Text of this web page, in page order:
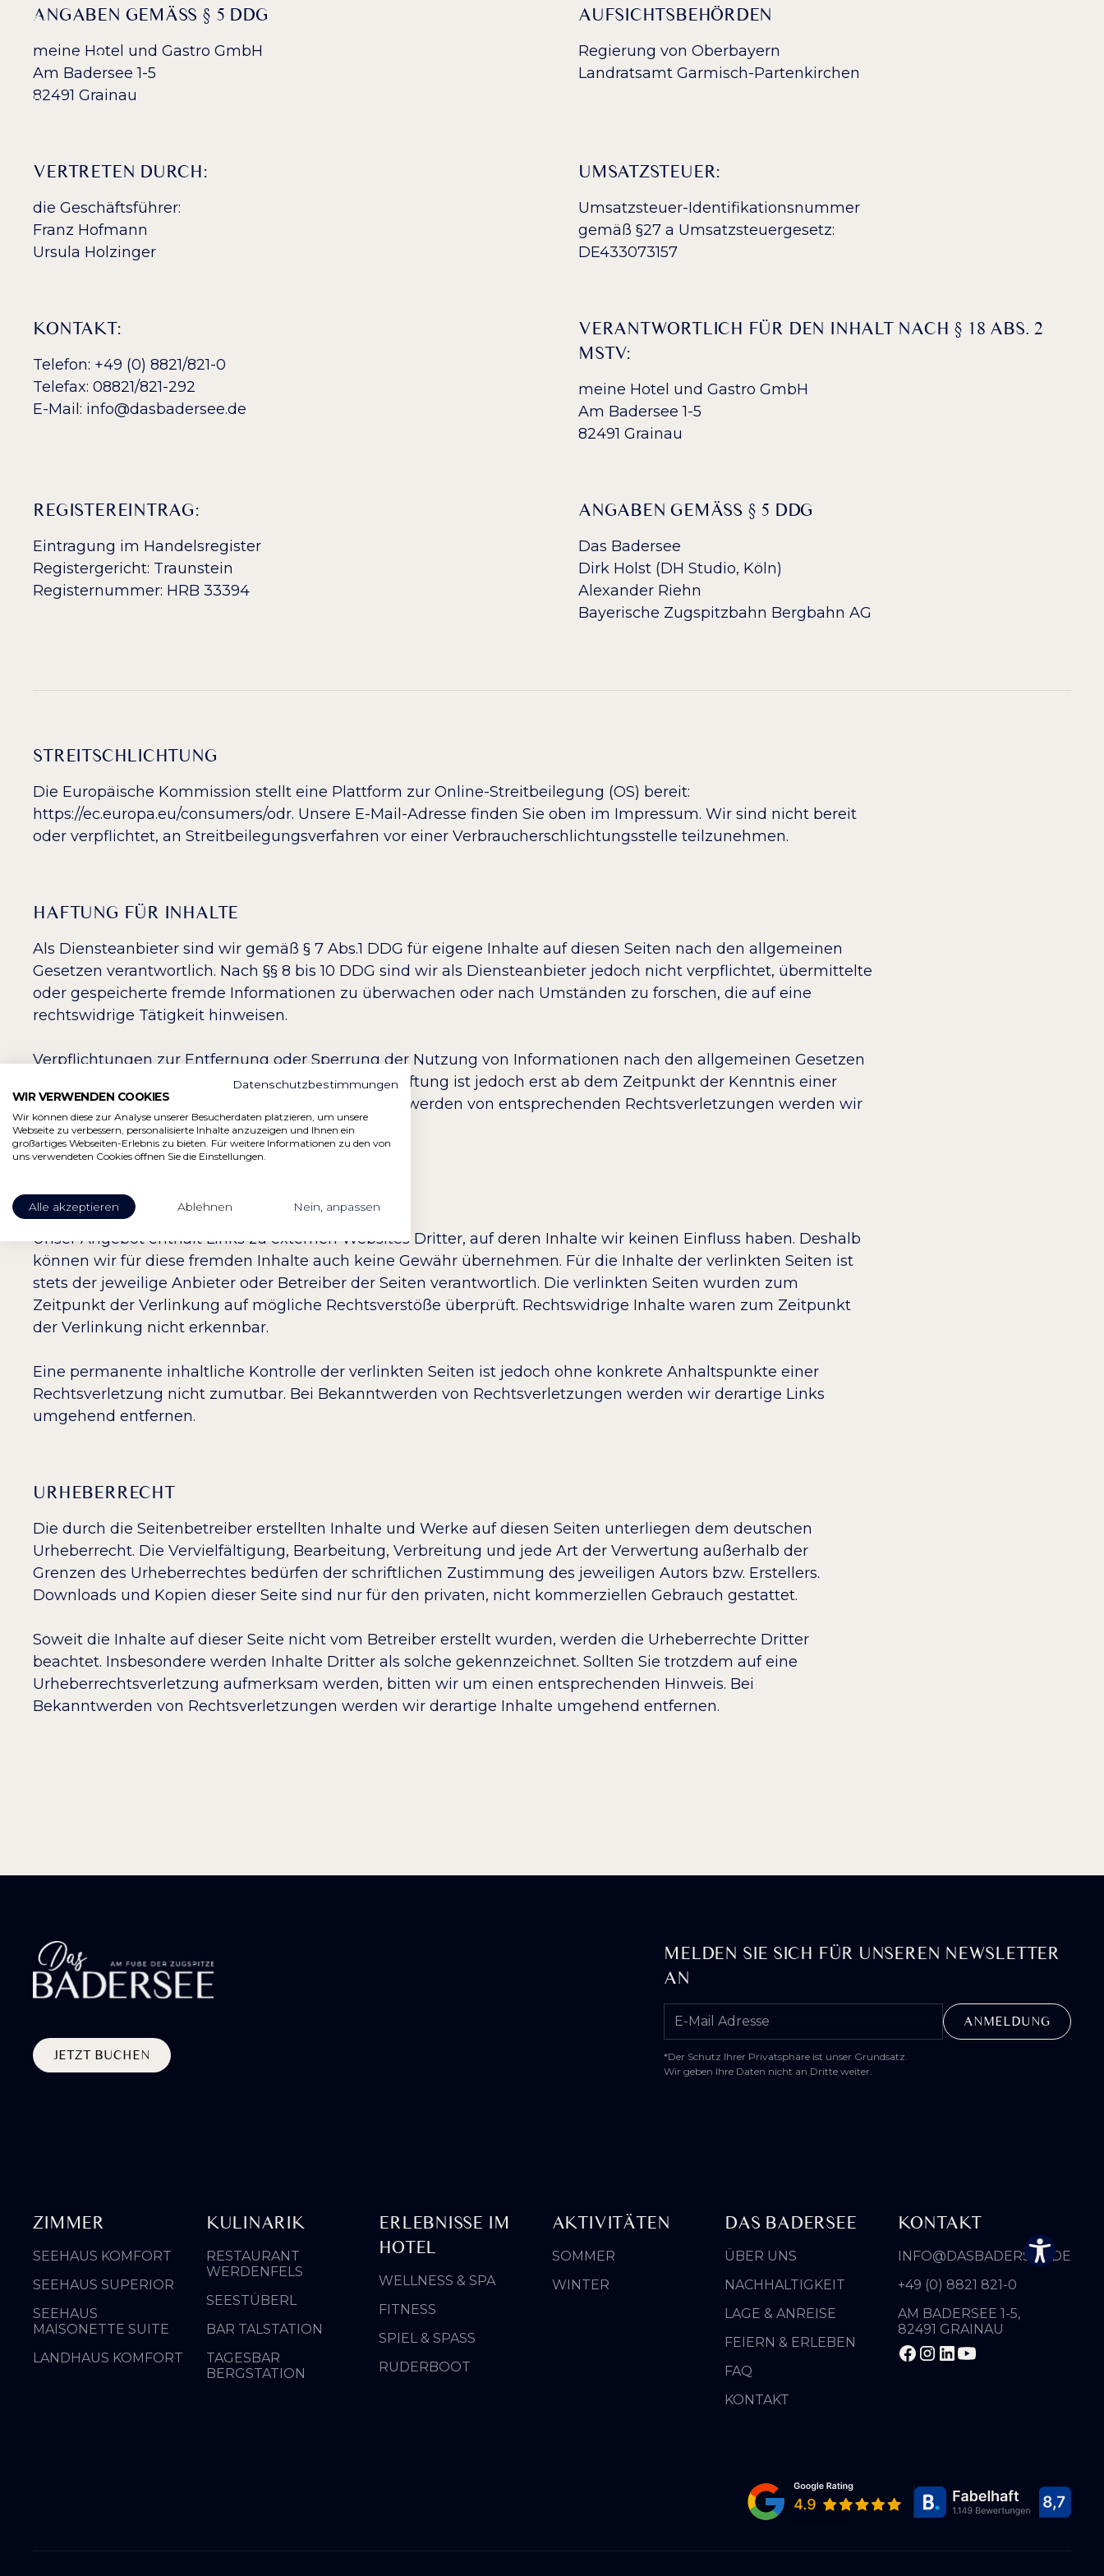
Sättigung
Überschriften
Bildschirmleser Lesemodus
Buchstabenabstand 100% −
ANGABEN GEMÄSS § 5 DDG
meine Hotel und Gastro GmbH
Am Badersee 1-5
82491 Grainau
AUFSICHTSBEHÖRDEN
Regierung von Oberbayern
Landratsamt Garmisch-Partenkirchen
VERTRETEN DURCH:
die Geschäftsführer:
Franz Hofmann
Ursula Holzinger
UMSATZSTEUER:
Umsatzsteuer-Identifikationsnummer
gemäß §27 a Umsatzsteuergesetz:
DE433073157
KONTAKT:
Telefon: +49 (0) 8821/821-0
Telefax: 08821/821-292
E-Mail: info@dasbadersee.de
VERANTWORTLICH FÜR DEN INHALT NACH § 18 ABS. 2
MSTV:
meine Hotel und Gastro GmbH
Am Badersee 1-5
82491 Grainau
REGISTEREINTRAG:
Eintragung im Handelsregister
Registergericht: Traunstein
Registernummer: HRB 33394
ANGABEN GEMÄSS § 5 DDG
Das Badersee
Dirk Holst (DH Studio, Köln)
Alexander Riehn
Bayerische Zugspitzbahn Bergbahn AG
STREITSCHLICHTUNG
Die Europäische Kommission stellt eine Plattform zur Online-Streitbeilegung (OS) bereit:
https://ec.europa.eu/consumers/odr. Unsere E-Mail-Adresse finden Sie oben im Impressum. Wir sind nicht bereit
oder verpflichtet, an Streitbeilegungsverfahren vor einer Verbraucherschlichtungsstelle teilzunehmen.
HAFTUNG FÜR INHALTE
Als Diensteanbieter sind wir gemäß § 7 Abs.1 DDG für eigene Inhalte auf diesen Seiten nach den allgemeinen
Gesetzen verantwortlich. Nach §§ 8 bis 10 DDG sind wir als Diensteanbieter jedoch nicht verpflichtet, übermittelte
oder gespeicherte fremde Informationen zu überwachen oder nach Umständen zu forschen, die auf eine
rechtswidrige Tätigkeit hinweisen.
Verpflichtungen zur Entfernung oder Sperrung der Nutzung von Informationen nach den allgemeinen Gesetzen
bleiben hiervon unberührt. Eine diesbezügliche Haftung ist jedoch erst ab dem Zeitpunkt der Kenntnis einer
konkreten Rechtsverletzung möglich. Bei Bekanntwerden von entsprechenden Rechtsverletzungen werden wir
diese Inhalte umgehend entfernen.
HAFTUNG FÜR LINKS
Unser Angebot enthält Links zu externen Websites Dritter, auf deren Inhalte wir keinen Einfluss haben. Deshalb
können wir für diese fremden Inhalte auch keine Gewähr übernehmen. Für die Inhalte der verlinkten Seiten ist
stets der jeweilige Anbieter oder Betreiber der Seiten verantwortlich. Die verlinkten Seiten wurden zum
Zeitpunkt der Verlinkung auf mögliche Rechtsverstöße überprüft. Rechtswidrige Inhalte waren zum Zeitpunkt
der Verlinkung nicht erkennbar.
Eine permanente inhaltliche Kontrolle der verlinkten Seiten ist jedoch ohne konkrete Anhaltspunkte einer
Rechtsverletzung nicht zumutbar. Bei Bekanntwerden von Rechtsverletzungen werden wir derartige Links
umgehend entfernen.
URHEBERRECHT
Die durch die Seitenbetreiber erstellten Inhalte und Werke auf diesen Seiten unterliegen dem deutschen
Urheberrecht. Die Vervielfältigung, Bearbeitung, Verbreitung und jede Art der Verwertung außerhalb der
Grenzen des Urheberrechtes bedürfen der schriftlichen Zustimmung des jeweiligen Autors bzw. Erstellers.
Downloads und Kopien dieser Seite sind nur für den privaten, nicht kommerziellen Gebrauch gestattet.
Soweit die Inhalte auf dieser Seite nicht vom Betreiber erstellt wurden, werden die Urheberrechte Dritter
beachtet. Insbesondere werden Inhalte Dritter als solche gekennzeichnet. Sollten Sie trotzdem auf eine
Urheberrechtsverletzung aufmerksam werden, bitten wir um einen entsprechenden Hinweis. Bei
Bekanntwerden von Rechtsverletzungen werden wir derartige Inhalte umgehend entfernen.
JETZT BUCHEN
MELDEN SIE SICH FÜR UNSEREN NEWSLETTER
AN
*Der Schutz Ihrer Privatsphäre ist unser Grundsatz.
Wir geben Ihre Daten nicht an Dritte weiter.
ZIMMER
SEEHAUS KOMFORT
SEEHAUS SUPERIOR
SEEHAUS
MAISONETTE SUITE
LANDHAUS KOMFORT
KULINARIK
RESTAURANT
WERDENFELS
SEESTÜBERL
BAR TALSTATION
TAGESBAR
BERGSTATION
ERLEBNISSE IM
HOTEL
WELLNESS & SPA
FITNESS
SPIEL & SPASS
RUDERBOOT
AKTIVITÄTEN
SOMMER
WINTER
DAS BADERSEE
ÜBER UNS
NACHHALTIGKEIT
LAGE & ANREISE
FEIERN & ERLEBEN
FAQ
KONTAKT
KONTAKT
INFO@DASBADERSEE.DE
+49 (0) 8821 821-0
AM BADERSEE 1-5,
82491 GRAINAU
Datenschutzbestimmungen
WIR VERWENDEN COOKIES
Wir können diese zur Analyse unserer Besucherdaten platzieren, um unsere
Webseite zu verbessern, personalisierte Inhalte anzuzeigen und Ihnen ein
großartiges Webseiten-Erlebnis zu bieten. Für weitere Informationen zu den von
uns verwendeten Cookies öffnen Sie die Einstellungen.
Alle akzeptieren Ablehnen Nein, anpassen